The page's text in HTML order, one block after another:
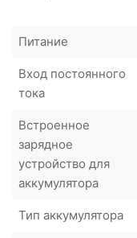
Питание
Вход постоянного
тока
Встроенное
зарядное
устройство для
аккумулятора
Тип аккумулятора